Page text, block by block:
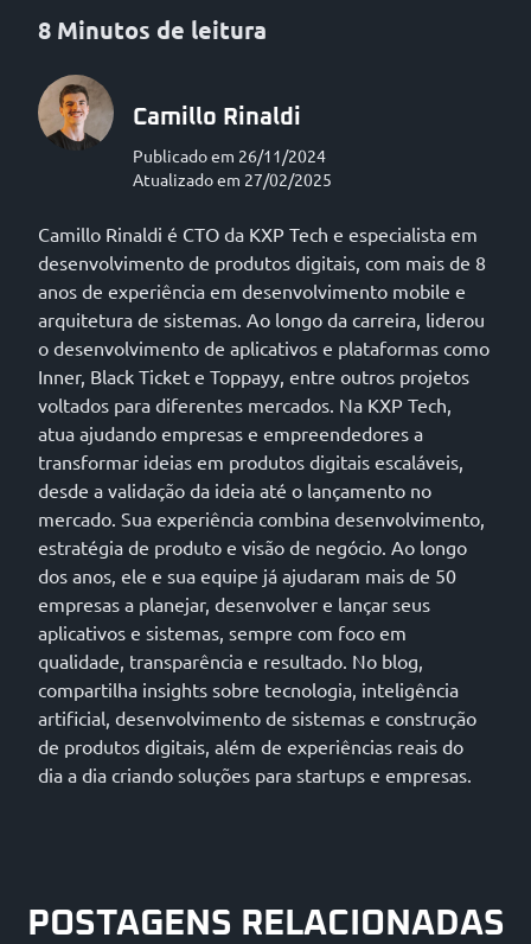
8 Minutos de leitura
Camillo Rinaldi
Publicado em 26/11/2024
Atualizado em 27/02/2025
Camillo Rinaldi é CTO da KXP Tech e especialista em
desenvolvimento de produtos digitais, com mais de 8
anos de experiência em desenvolvimento mobile e
arquitetura de sistemas. Ao longo da carreira, liderou
o desenvolvimento de aplicativos e plataformas como
Inner, Black Ticket e Toppayy, entre outros projetos
voltados para diferentes mercados. Na KXP Tech,
atua ajudando empresas e empreendedores a
transformar ideias em produtos digitais escaláveis,
desde a validação da ideia até o lançamento no
mercado. Sua experiência combina desenvolvimento,
estratégia de produto e visão de negócio. Ao longo
dos anos, ele e sua equipe já ajudaram mais de 50
empresas a planejar, desenvolver e lançar seus
aplicativos e sistemas, sempre com foco em
qualidade, transparência e resultado. No blog,
compartilha insights sobre tecnologia, inteligência
artificial, desenvolvimento de sistemas e construção
de produtos digitais, além de experiências reais do
dia a dia criando soluções para startups e empresas.
POSTAGENS RELACIONADAS